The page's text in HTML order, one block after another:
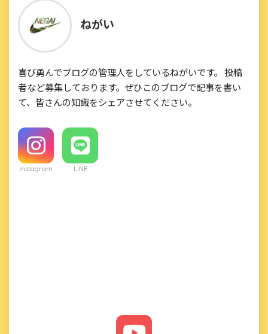
ねがい
喜び勇んでブログの管理人をしているねがいです。 投稿
者など募集しております。ぜひこのブログで記事を書い
て、皆さんの知識をシェアさせてください。
Instagram LINE